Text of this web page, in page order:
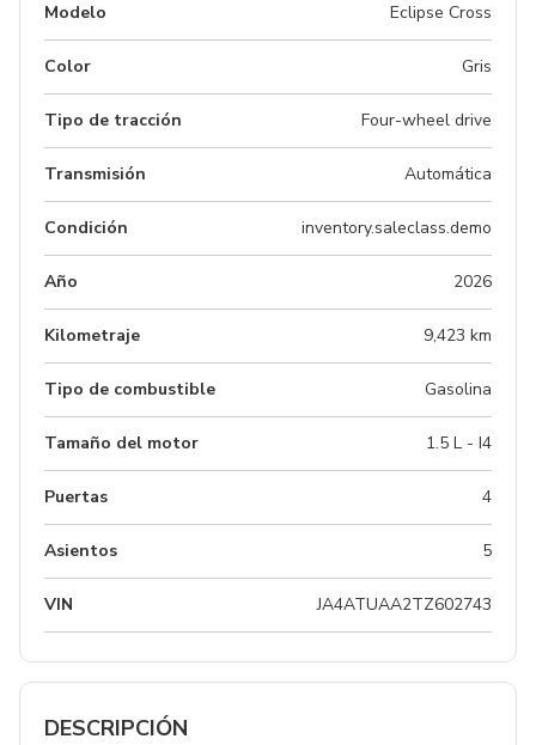
Modelo Eclipse Cross
Color Gris
Tipo de tracción Four-wheel drive
Transmisión Automática
Condición inventory.saleclass.demo
Año 2026
Kilometraje 9,423 km
Tipo de combustible Gasolina
Tamaño del motor 1.5 L - I4
Puertas 4
Asientos 5
VIN JA4ATUAA2TZ602743
DESCRIPCIÓN